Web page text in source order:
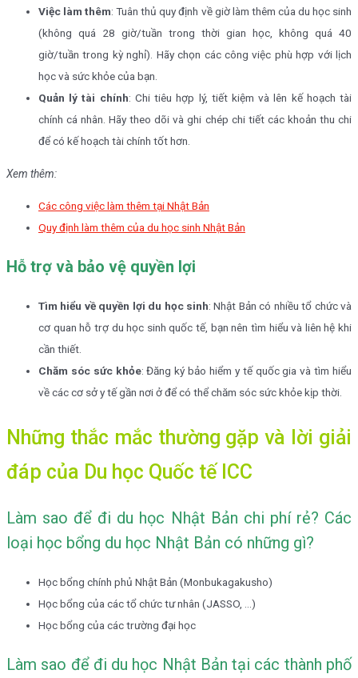
Việc làm thêm: Tuân thủ quy định về giờ làm thêm của du học sinh
(không quá 28 giờ/tuần trong thời gian học, không quá 40
giờ/tuần trong kỳ nghỉ). Hãy chọn các công việc phù hợp với lịch
học và sức khỏe của bạn.
Quản lý tài chính: Chi tiêu hợp lý, tiết kiệm và lên kế hoạch tài
chính cá nhân. Hãy theo dõi và ghi chép chi tiết các khoản thu chi
để có kế hoạch tài chính tốt hơn.
Xem thêm:
Các công việc làm thêm tại Nhật Bản
Quy định làm thêm của du học sinh Nhật Bản
Hỗ trợ và bảo vệ quyền lợi
Tìm hiểu về quyền lợi du học sinh: Nhật Bản có nhiều tổ chức và
cơ quan hỗ trợ du học sinh quốc tế, bạn nên tìm hiểu và liên hệ khi
cần thiết.
Chăm sóc sức khỏe: Đăng ký bảo hiểm y tế quốc gia và tìm hiểu
về các cơ sở y tế gần nơi ở để có thể chăm sóc sức khỏe kịp thời.
Những thắc mắc thường gặp và lời giải
đáp của Du học Quốc tế ICC
Làm sao để đi du học Nhật Bản chi phí rẻ? Các
loại học bổng du học Nhật Bản có những gì?
Học bổng chính phủ Nhật Bản (Monbukagakusho)
Học bổng của các tổ chức tư nhân (JASSO, …)
Học bổng của các trường đại học
Làm sao để đi du học Nhật Bản tại các thành phố